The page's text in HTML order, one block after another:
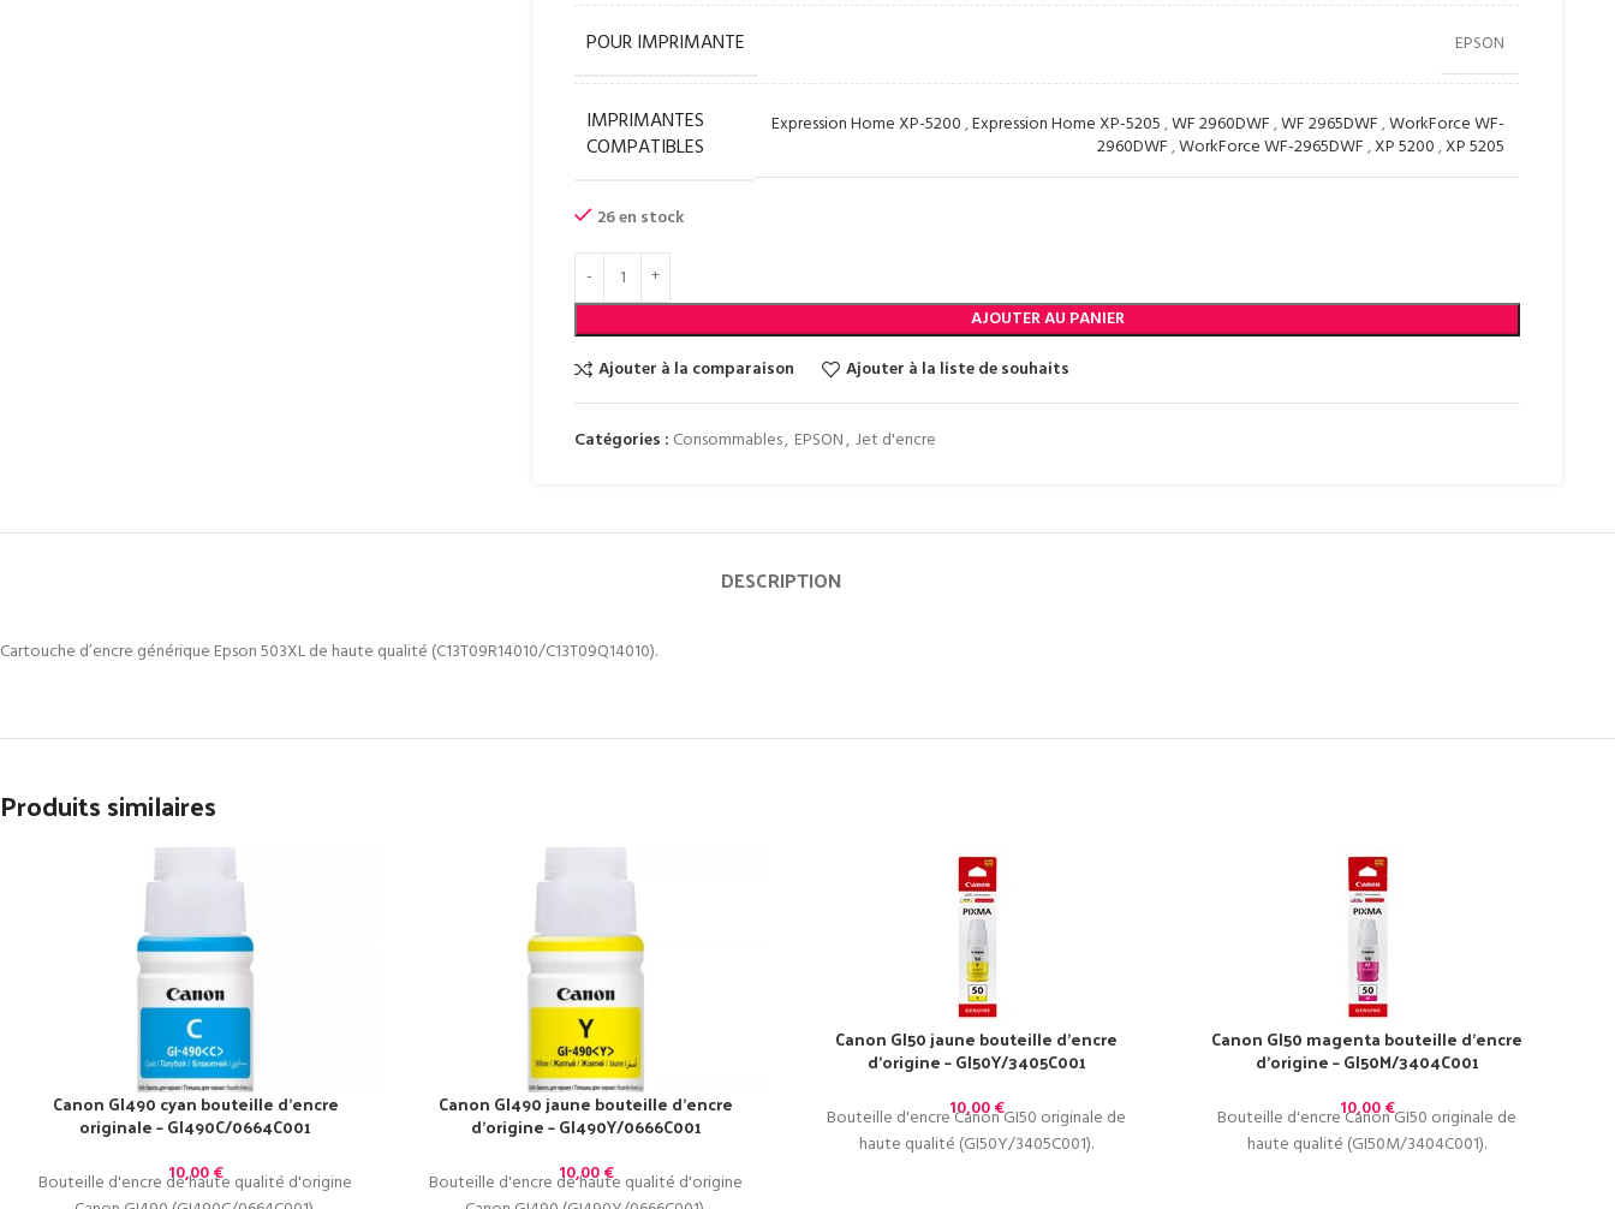
POUR IMPRIMANTE EPSON
IMPRIMANTES
COMPATIBLES
Expression Home XP-5200,Expression Home XP-5205,WF 2960DWF,WF 2965DWF,WorkForce WF-
2960DWF,WorkForce WF-2965DWF,XP 5200,XP 5205
26 en stock
AJOUTER AU PANIER
Ajouter à la comparaison
Ajouter à la liste de souhaits
Catégories : Consommables, EPSON, Jet d'encre
DESCRIPTION
Cartouche d’encre générique Epson 503XL de haute qualité (C13T09R14010/C13T09Q14010).
Produits similaires
Canon GI490 cyan bouteille d’encre
originale – GI490C/0664C001
10,00€
Bouteille d'encre de haute qualité d'origine
Canon GI490 jaune bouteille d’encre
d’origine – GI490Y/0666C001
10,00€
Bouteille d'encre de haute qualité d'origine
Canon GI50 jaune bouteille d’encre
d’origine – GI50Y/3405C001
10,00€
Bouteille d'encre Canon GI50 originale de
haute qualité (GI50Y/3405C001).
Canon GI50 magenta bouteille d’encre
d’origine – GI50M/3404C001
10,00€
Bouteille d'encre Canon GI50 originale de
haute qualité (GI50M/3404C001).